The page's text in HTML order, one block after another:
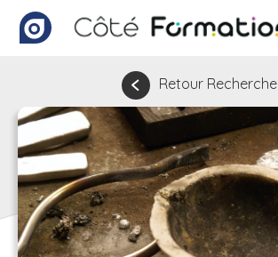
Retour Recherche